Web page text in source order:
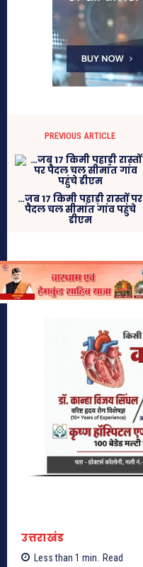
PREVIOUS ARTICLE
…जब 17 किमी पहाड़ी रास्तों पर
पैदल चल सीमांत गांव पहुंचे
डीएम